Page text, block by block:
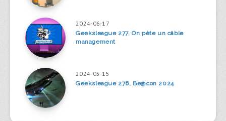
2024-06-17
Geeksleague 277, On pète un câble
management
2024-05-15
Geeksleague 276, Be@con 2024